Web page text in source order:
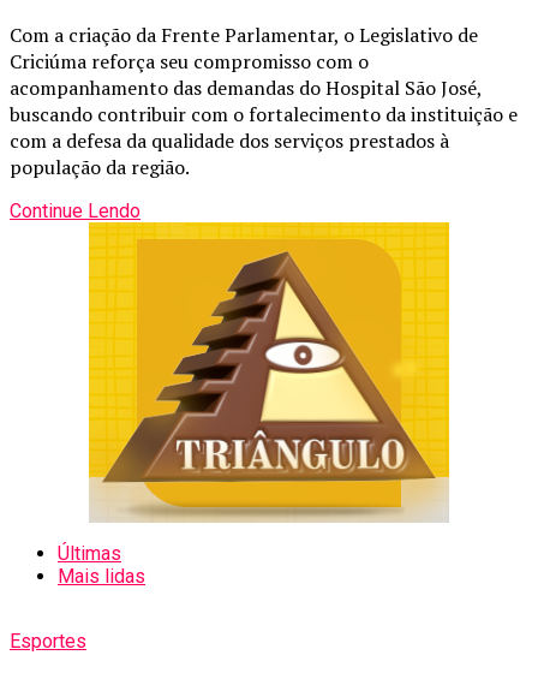
Com a criação da Frente Parlamentar, o Legislativo de
Criciúma reforça seu compromisso com o
acompanhamento das demandas do Hospital São José,
buscando contribuir com o fortalecimento da instituição e
com a defesa da qualidade dos serviços prestados à
população da região.
Continue Lendo
Últimas
Mais lidas
Esportes